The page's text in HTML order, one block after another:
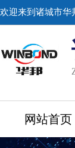
欢迎来到诸城市华
网站首页